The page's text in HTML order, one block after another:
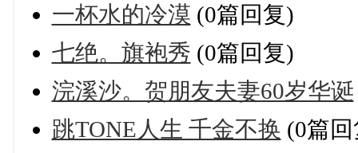
一杯水的冷漠 (0篇回复)
七绝。旗袍秀 (0篇回复)
浣溪沙。贺朋友夫妻60岁华诞
跳TONE人生 千金不换 (0篇